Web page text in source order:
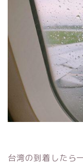
台湾の到着したら